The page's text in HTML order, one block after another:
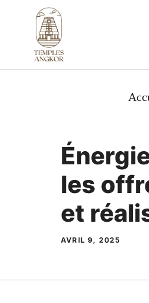
contenu
les
et
AVRIL 9, 2025